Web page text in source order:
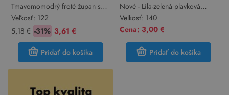
Tmavomomodrý froté župan s
hviezdičkami a kapucňou Tu
Veľkosť: 122
5,18 € -31% 3,61 €
Pridať do košíka
Nové - Lila-zelená plavková
lambáda Tu
Veľkosť: 140
Cena: 3,00 €
Pridať do košíka